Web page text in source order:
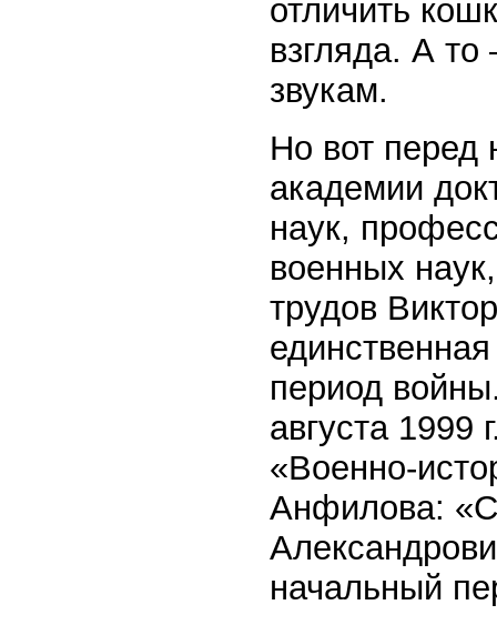
отличить
взгляда. А
звукам.
Но вот перед
академии
наук,
военных
трудов
период
августа 1999
«Военно-
Анфилова:
начальный